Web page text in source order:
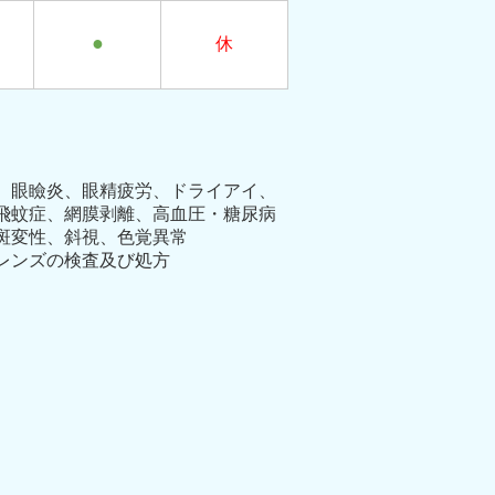
● 休
瞼炎、眼精疲労、ドライアイ、
蚊症、網膜剥離、高血圧・糖尿病
変性、斜視、色覚異常
ンズの検査及び処方